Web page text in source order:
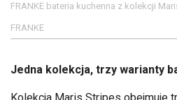
FRANKE bateria kuchenna z kolekcji
FRANKE
Jedna kolekcja, trzy warianty